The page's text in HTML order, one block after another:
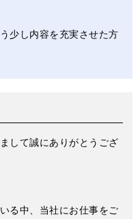
少し内容を充実させた方
して誠にありがとうござ
る中、当社にお仕事をご